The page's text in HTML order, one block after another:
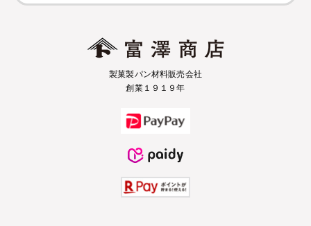
製菓製パン材料販売会社
創業１９１９年